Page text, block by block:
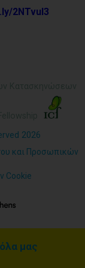
2NTvuI3
2026
και Προσωπικών
Cookie
μας